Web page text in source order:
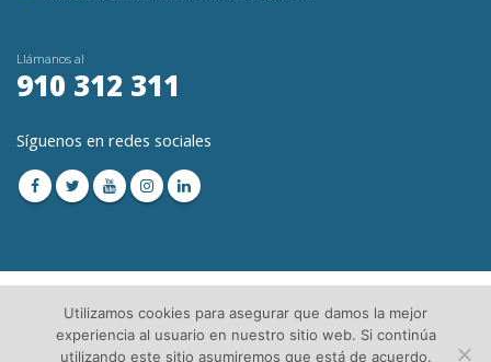
Llámanos al
910 312 311
Síguenos en redes sociales
Utilizamos cookies para asegurar que damos la mejor
experiencia al usuario en nuestro sitio web. Si continúa
utilizando este sitio asumiremos que está de acuerdo.